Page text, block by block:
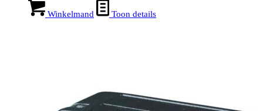
Winkelmand Toon details